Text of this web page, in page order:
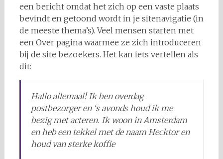
een bericht omdat het zich op een vaste plaats
bevindt en getoond wordt in je sitenavigatie (in
de meeste thema’s). Veel mensen starten met
een Over pagina waarmee ze zich introduceren
bij de site bezoekers. Het kan iets vertellen als
dit:
Hallo allemaal! Ik ben overdag
postbezorger en ‘s avonds houd ik me
bezig met acteren. Ik woon in Amsterdam
en heb een tekkel met de naam Hecktor en
houd van sterke koffie